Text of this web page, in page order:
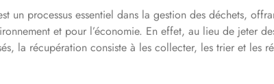
un processus essentiel dans la gestion des déchets,
et pour l’économie. En effet, au lieu de jeter
la récupération consiste à les collecter, les trier et les